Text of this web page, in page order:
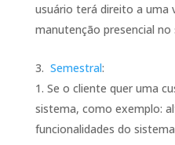
usuário terá direito a uma
manutenção presencial no
Semestral:
Se o cliente quer uma
sistema, como exemplo:
funcionalidades do